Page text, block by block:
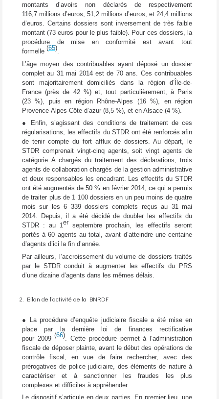
montants d’avoirs non déclarés de respectivement
116,7 millions d’euros, 51,2 millions d’euros, et 24,4 millions
d’euros. Certains dossiers sont inversement de très faible
montant (73 euros pour le plus faible). Pour ces dossiers, la
procédure de mise en conformité est avant tout
formelle (65).
L’âge moyen des contribuables ayant déposé un dossier
complet au 31 mai 2014 est de 70 ans. Ces contribuables
sont majoritairement domiciliés dans la région d’Île-de-
France (près de 42 %) et, tout particulièrement, à Paris
(23 %), puis en région Rhône-Alpes (16 %), en région
Provence-Alpes-Côte d’azur (8,5 %), et en Alsace (4 %).
● Enfin, s’agissant des conditions de traitement de ces
régularisations, les effectifs du STDR ont été renforcés afin
de tenir compte du fort afflux de dossiers. Au départ, le
STDR comprenait vingt-cinq agents, soit vingt agents de
catégorie A chargés du traitement des déclarations, trois
agents de collaboration chargés de la gestion administrative
et deux responsables les encadrant. Les effectifs du STDR
ont été augmentés de 50 % en février 2014, ce qui a permis
de traiter plus de 1 100 dossiers en un peu moins de quatre
mois sur les 6 339 dossiers complets reçus au 31 mai
2014. Depuis, il a été décidé de doubler les effectifs du
STDR : au 1er septembre prochain, les effectifs seront
portés à 60 agents au total, avant d’atteindre une centaine
d’agents d’ici la fin d’année.
Par ailleurs, l’accroissement du volume de dossiers traités
par le STDR conduit à augmenter les effectifs du PRS
d’une dizaine d’agents dans les mêmes délais.
2. Bilan de l’activité de la BNRDF
● La procédure d’enquête judiciaire fiscale a été mise en
place par la dernière loi de finances rectificative
pour 2009(66) . Cette procédure permet à l’administration
fiscale de déposer plainte, avant le début des opérations de
contrôle fiscal, en vue de faire rechercher, avec des
prérogatives de police judiciaire, des éléments de nature à
caractériser et à sanctionner les fraudes les plus
complexes et difficiles à appréhender.
Le dispositif s’articule en deux parties. En premier lieu, une